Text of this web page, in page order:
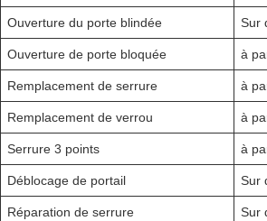
Ouverture du porte blindée Sur
Ouverture de porte bloquée à
Remplacement de serrure à
Remplacement de verrou à
Serrure 3 points à
Déblocage de portail Sur
Réparation de serrure Sur